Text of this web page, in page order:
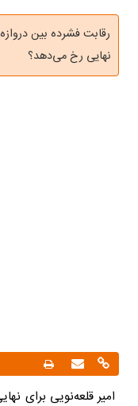
رقابت فشرده بین
نهایی رخ می‌دهد؟